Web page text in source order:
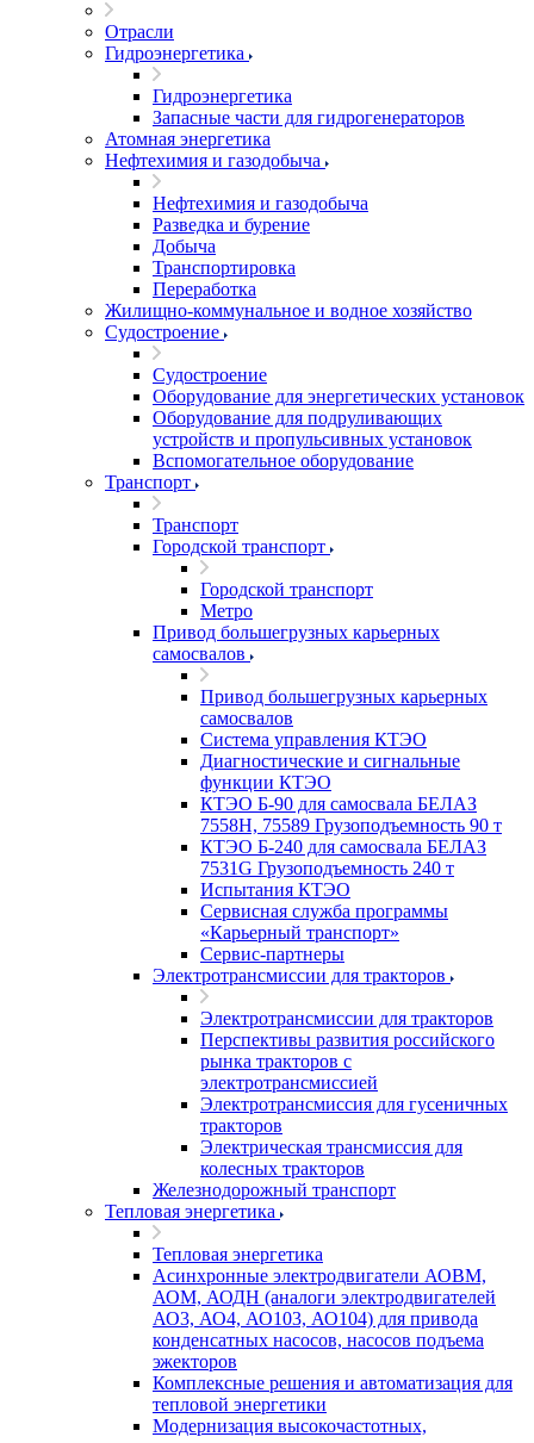
Отрасли
Гидроэнергетика
Гидроэнергетика
Запасные части для гидрогенераторов
Атомная энергетика
Нефтехимия и газодобыча
Нефтехимия и газодобыча
Разведка и бурение
Добыча
Транспортировка
Переработка
Жилищно-коммунальное и водное хозяйство
Судостроение
Судостроение
Оборудование для энергетических установок
Оборудование для подруливающих
устройств и пропульсивных установок
Вспомогательное оборудование
Транспорт
Транспорт
Городской транспорт
Городской транспорт
Метро
Привод большегрузных карьерных
самосвалов
Привод большегрузных карьерных
самосвалов
Система управления КТЭО
Диагностические и сигнальные
функции КТЭО
КТЭО Б-90 для самосвала БЕЛАЗ
7558H, 75589 Грузоподъемность 90 т
КТЭО Б-240 для самосвала БЕЛАЗ
7531G Грузоподъемность 240 т
Испытания КТЭО
Сервисная служба программы
«Карьерный транспорт»
Сервис-партнеры
Электротрансмиссии для тракторов
Электротрансмиссии для тракторов
Перспективы развития российского
рынка тракторов с
электротрансмиссией
Электротрансмиссия для гусеничных
тракторов
Электрическая трансмиссия для
колесных тракторов
Железнодорожный транспорт
Тепловая энергетика
Тепловая энергетика
Асинхронные электродвигатели АОВМ,
АОМ, АОДН (аналоги электродвигателей
АО3, АО4, АО103, АО104) для привода
конденсатных насосов, насосов подъема
эжекторов
Комплексные решения и автоматизация для
тепловой энергетики
Модернизация высокочастотных,